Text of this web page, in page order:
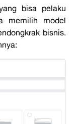
bisa pelaku
memilih model
bisnis.